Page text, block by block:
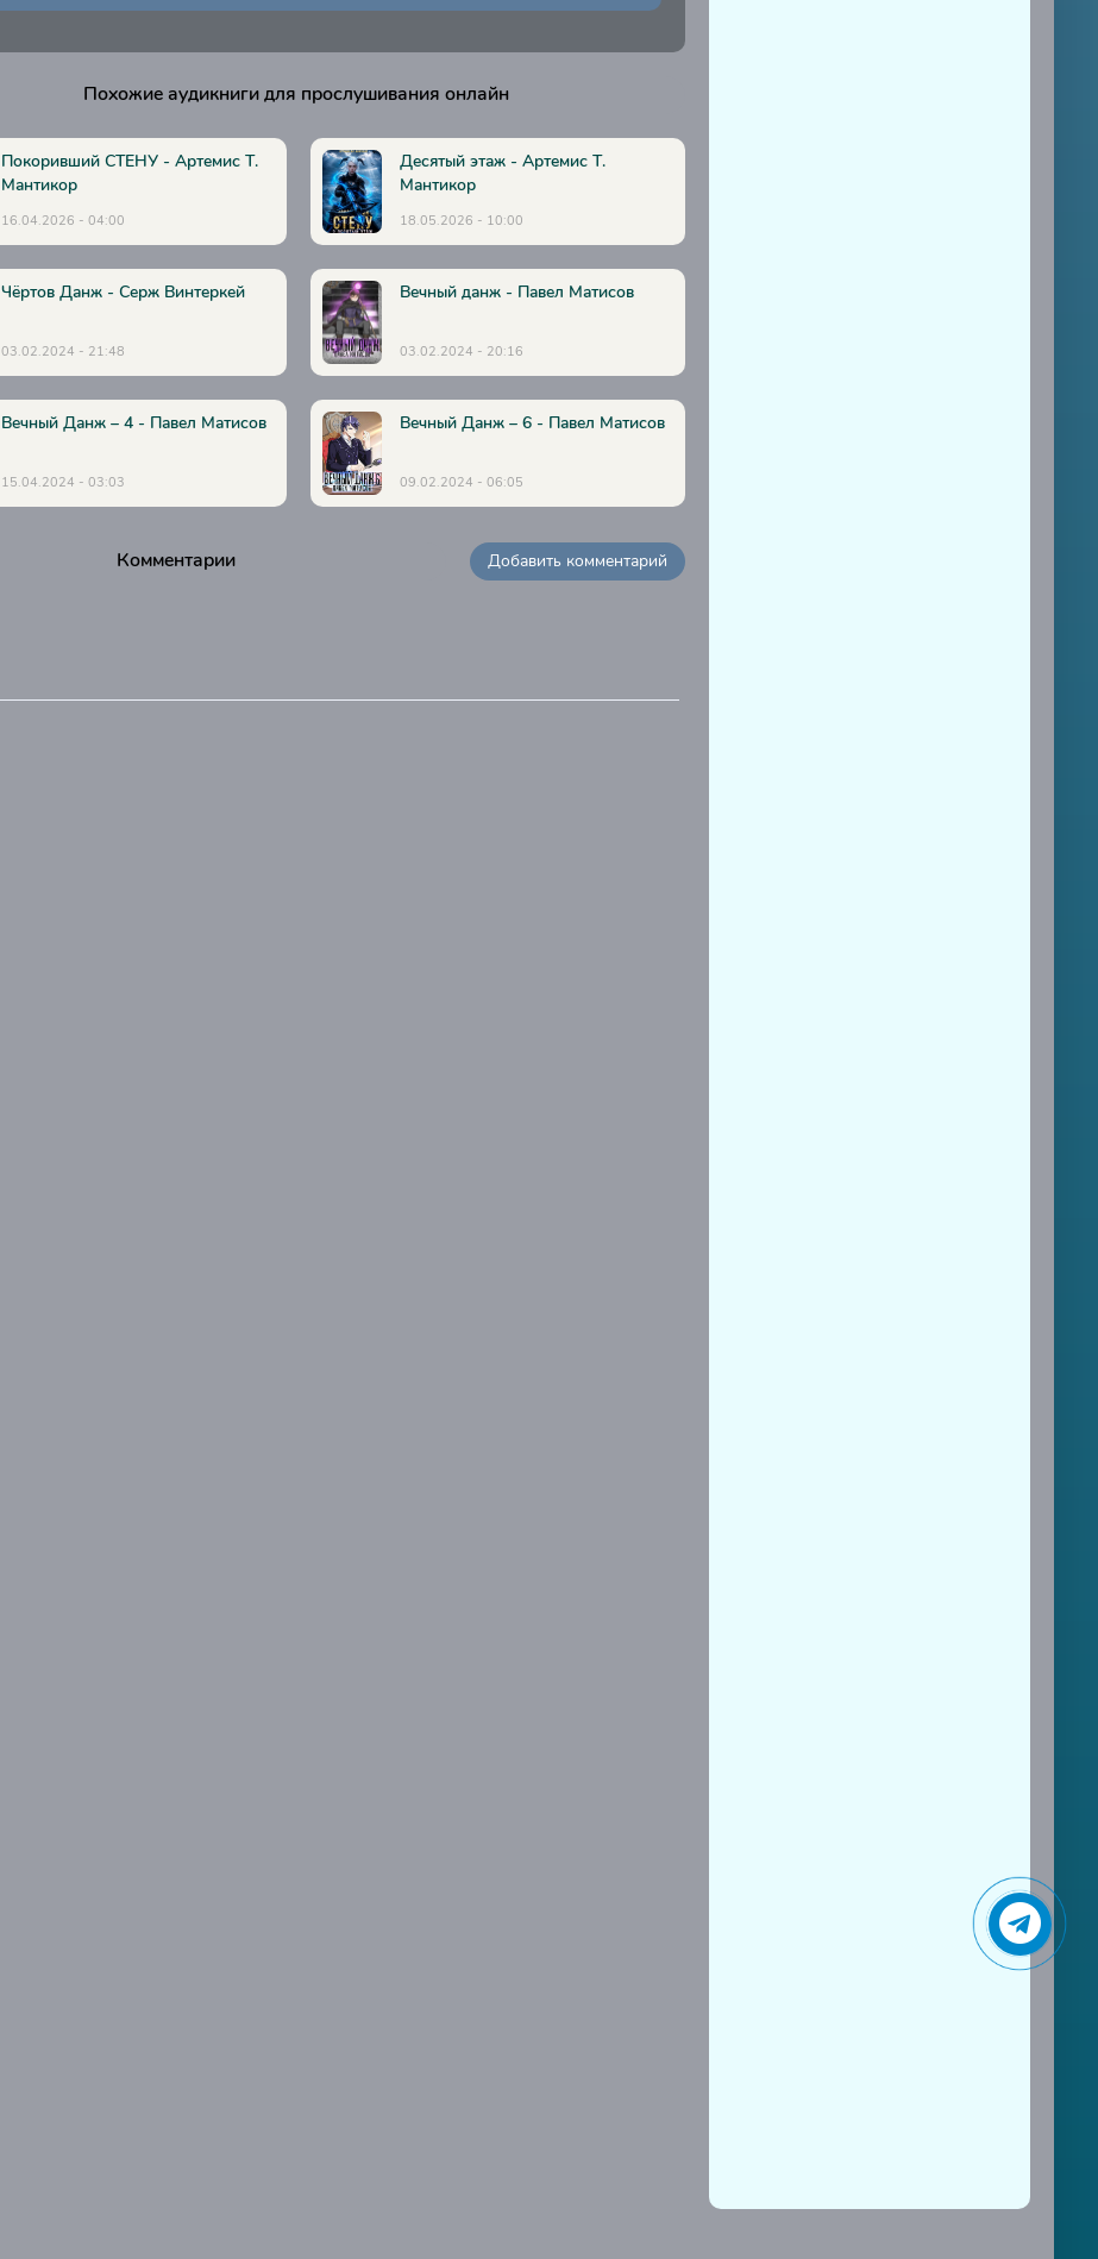
Похожие аудикниги для прослушивания онлайн
Покоривший СТЕНУ - Артемис Т.
Мантикор
16.04.2026 - 04:00
Десятый этаж - Артемис Т.
Мантикор
18.05.2026 - 10:00
Чёртов Данж - Серж Винтеркей
03.02.2024 - 21:48
Вечный данж - Павел Матисов
03.02.2024 - 20:16
Вечный Данж – 4 - Павел Матисов
15.04.2024 - 03:03
Вечный Данж – 6 - Павел Матисов
09.02.2024 - 06:05
Комментарии Добавить комментарий